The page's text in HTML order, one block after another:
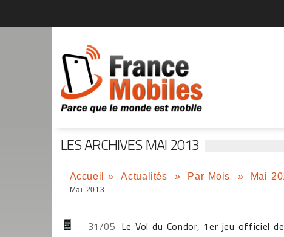
LES ARCHIVES MAI 2013
Accueil » Actualités » Par Mois » Mai
Mai 2013
31/05 Le Vol du Condor, 1er jeu officiel